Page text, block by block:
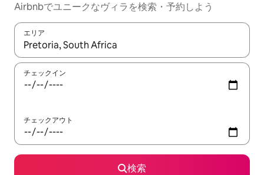
Airbnbでユニークなヴィラを検索・予約しよう
エリア
検索結果が表示されたら、上下の矢印キーを使って移動するか
チェックイン
チェックアウト
検索